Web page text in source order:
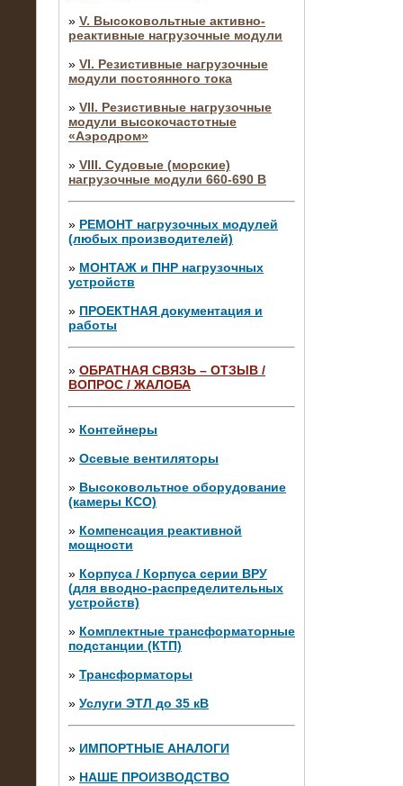
» V. Высоковольтные активно-
реактивные нагрузочные модули
» VI. Резистивные нагрузочные
модули постоянного тока
» VII. Резистивные нагрузочные
модули высокочастотные
«Аэродром»
» VIII. Судовые (морские)
нагрузочные модули 660-690 В
» РЕМОНТ нагрузочных модулей
(любых производителей)
» МОНТАЖ и ПНР нагрузочных
устройств
» ПРОЕКТНАЯ документация и
работы
» ОБРАТНАЯ СВЯЗЬ – ОТЗЫВ /
ВОПРОС / ЖАЛОБА
» Контейнеры
» Осевые вентиляторы
» Высоковольтное оборудование
(камеры КСО)
» Компенсация реактивной
мощности
» Корпуса / Корпуса серии ВРУ
(для вводно-распределительных
устройств)
» Комплектные трансформаторные
подстанции (КТП)
» Трансформаторы
» Услуги ЭТЛ до 35 кВ
» ИМПОРТНЫЕ АНАЛОГИ
» НАШЕ ПРОИЗВОДСТВО
10.04.2015
Аренда нагрузочного модуля 4 МВт,
10 кВ
28.02.2015
Нагрузочные модули 700 кВт (4
штуки)